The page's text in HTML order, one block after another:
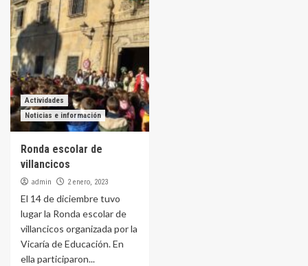
Actividades
Noticias e información
Ronda escolar de
villancicos
admin 2 enero, 2023
El 14 de diciembre tuvo
lugar la Ronda escolar de
villancicos organizada por la
Vicaría de Educación. En
ella participaron...